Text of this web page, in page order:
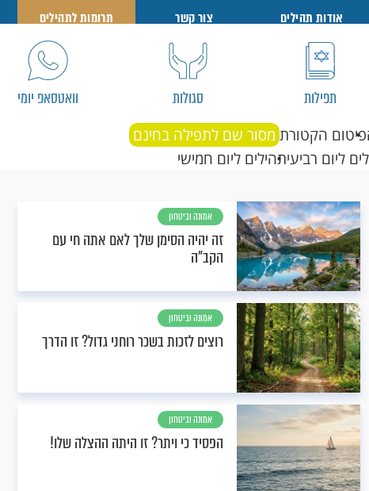
אודות תהילים צור קשר תרומות לתהילים
תפילות סגולות וואטסאפ יומי
פיטום הקטורת מסור שם לתפילה בחינם
ליום רביעיתהילים ליום חמישי
אמונה וביטחון
זה יהיה הסימן שלך לאם אתה חי עם
הקב"ה
אמונה וביטחון
רוצים לזכות בשכר רוחני גדול? זו הדרך
אמונה וביטחון
הפסיד כי ויתר? זו היתה ההצלה שלו!